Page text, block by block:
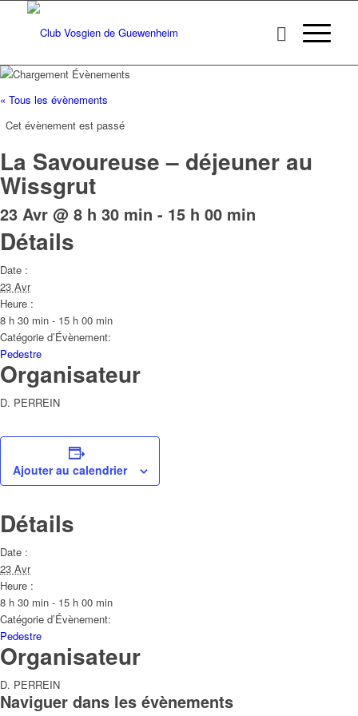
« Tous les évènements
Cet évènement est passé
La Savoureuse – déjeuner au
Wissgrut
23 Avr @ 8 h 30 min - 15 h 00 min
Détails
Date :
23 Avr
Heure :
8 h 30 min - 15 h 00 min
Catégorie d’Évènement:
Pedestre
Organisateur
D. PERREIN
Ajouter au calendrier
Détails
Date :
23 Avr
Heure :
8 h 30 min - 15 h 00 min
Catégorie d’Évènement:
Pedestre
Organisateur
D. PERREIN
Naviguer dans les évènements